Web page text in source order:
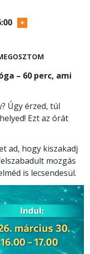
– 60 perc, ami
Úgy érzed, túl
Ezt az órát
ad, hogy kiszakadj
mozgás
is lecsendesül.